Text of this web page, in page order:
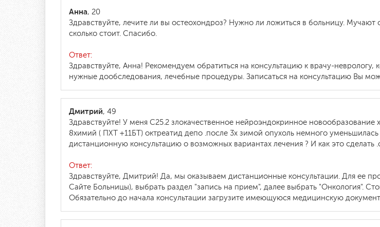
Анна, 20
Здравствуйте, лечите ли вы остеохондроз? Нужно ли ложиться в больницу. Мучают
сколько стоит. Спасибо.
Ответ:
Здравствуйте, Анна! Рекомендуем обратиться на консультацию к врачу-
нужные дообследования, лечебные процедуры. Записаться на консультацию Вы
Дмитрий, 49
Здравствуйте! У меня С25.2 злокачественное нейроэндокринное
8химий ( ПХТ +11БТ) октреатид депо .после 3х зимой опухоль немного
дистанционную консультацию о возможных вариантах лечения ? И как это сделать
Ответ:
Здравствуйте, Дмитрий! Да, мы оказываем дистанционные консультации. Для ее
Сайте Больницы), выбрать раздел "запись на прием", далее выбрать "Онкология".
Обязательно до начала консультации загрузите имеющуюся медицинскую